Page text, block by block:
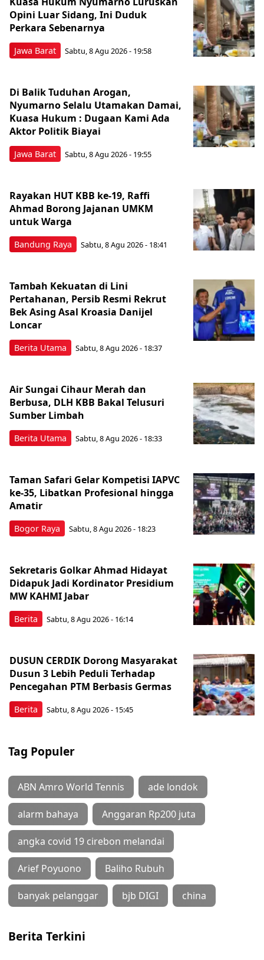
Jawa Barat
Opini Luar Sidang, Ini Duduk
Perkara Sebenarnya ​
Sabtu, 8 Agu 2026 - 19:58
Jawa Barat
Di Balik Tuduhan Arogan,
Nyumarno Selalu Utamakan Damai,
Kuasa Hukum : Dugaan Kami Ada
Aktor Politik Biayai
Sabtu, 8 Agu 2026 - 19:55
Bandung Raya
Rayakan HUT KBB ke-19, Raffi
Ahmad Borong Jajanan UMKM
untuk Warga
Sabtu, 8 Agu 2026 - 18:41
Berita Utama
Tambah Kekuatan di Lini
Pertahanan, Persib Resmi Rekrut
Bek Asing Asal Kroasia Danijel
Loncar
Sabtu, 8 Agu 2026 - 18:37
Berita Utama
Air Sungai Cihaur Merah dan
Berbusa, DLH KBB Bakal Telusuri
Sumber Limbah
Sabtu, 8 Agu 2026 - 18:33
Bogor Raya
Taman Safari Gelar Kompetisi IAPVC
ke-35, Libatkan Profesional hingga
Amatir
Sabtu, 8 Agu 2026 - 18:23
Berita
Sekretaris Golkar Ahmad Hidayat
Didapuk Jadi Kordinator Presidium
MW KAHMI Jabar
Sabtu, 8 Agu 2026 - 16:14
Berita
DUSUN CERDIK Dorong Masyarakat
Dusun 3 Lebih Peduli Terhadap
Pencegahan PTM Berbasis Germas
Sabtu, 8 Agu 2026 - 15:45
Tag Populer
ABN Amro World Tennis ade londok
alarm bahaya Anggaran Rp200 juta
angka covid 19 cirebon melandai
Arief Poyuono Baliho Rubuh
banyak pelanggar bjb DIGI china
Berita Terkini